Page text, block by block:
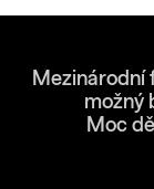
Mezinárodní
možný
Moc